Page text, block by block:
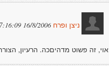
ניצן ופרח 16/8/2006 17:16:09
אוי, זה פשוט מדהיםכה. הרעיון,